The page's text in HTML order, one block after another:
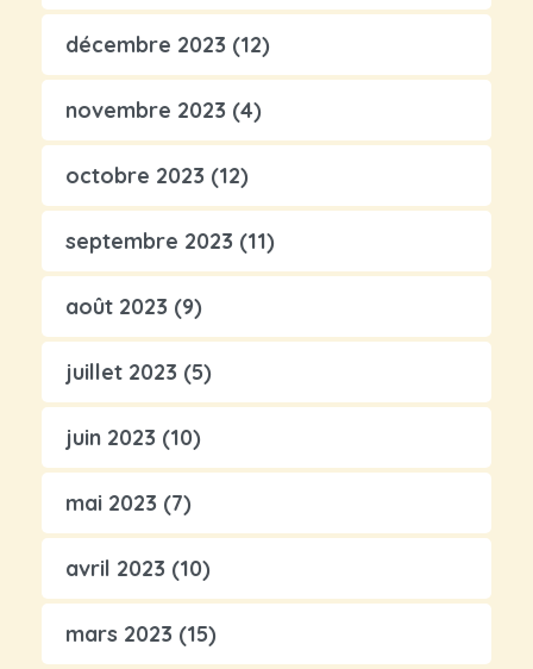
décembre 2023 (12)
novembre 2023 (4)
octobre 2023 (12)
septembre 2023 (11)
août 2023 (9)
juillet 2023 (5)
juin 2023 (10)
mai 2023 (7)
avril 2023 (10)
mars 2023 (15)